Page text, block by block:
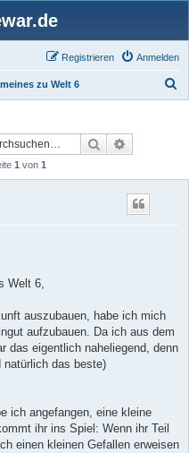
Anmelden
Registrieren
zu Welt 6
Suche
1 von 1
Welt 6,
auszubauen, habe ich mich
aufzubauen. Da ich aus dem
das eigentlich naheliegend, denn
natürlich das beste)
ich angefangen, eine kleine
ihr ins Spiel: Wenn ihr Teil
einen kleinen Gefallen erweisen